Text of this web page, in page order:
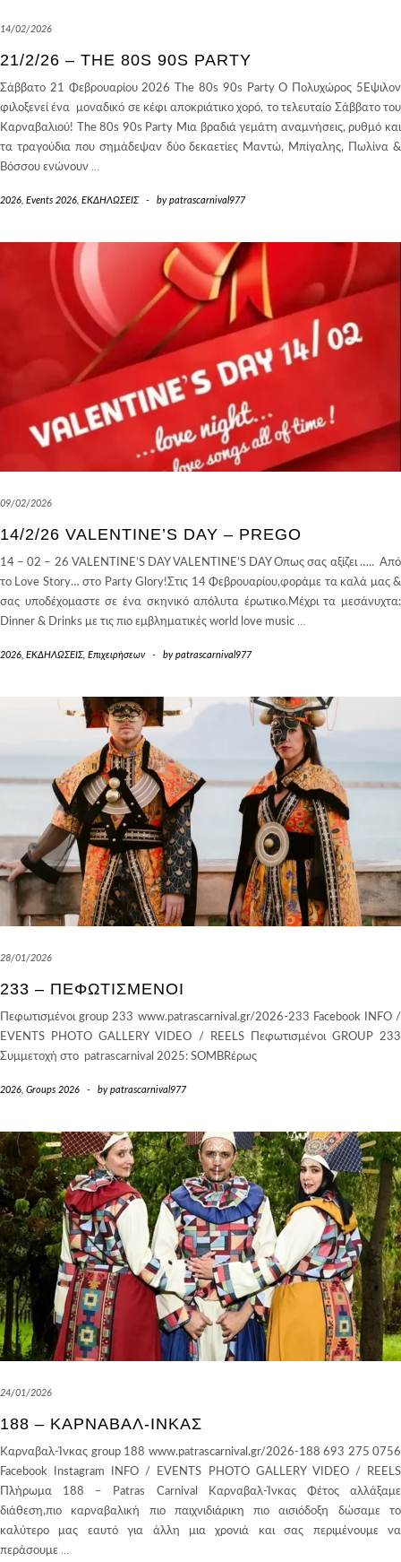
14/02/2026
21/2/26 – THE 80S 90S PARTY
Σάββατο 21 Φεβρουαρίου 2026 The 80s 90s Party O Πολυχώρος 5Εψιλον
φιλοξενεί ένα μοναδικό σε κέφι αποκριάτικο χορό, το τελευταίο Σάββατο του
Καρναβαλιού! The 80s 90s Party Μια βραδιά γεμάτη αναμνήσεις, ρυθμό και
τα τραγούδια που σημάδεψαν δύο δεκαετίες Μαντώ, Μπίγαλης, Πωλίνα &
Βόσσου ενώνουν …
2026 Events 2026 ΕΚΔΗΛΩΣΕΙΣ - bypatrascarnival977
09/02/2026
14/2/26 VALENTINE’S DAY – PREGO
14 – 02 – 26 VALENTINE’S DAY VALENTINE’S DAY Οπως σας αξίζει ….. Από
το Love Story… στο Party Glory!Στις 14 Φεβρουαρίου,φοράμε τα καλά μας &
σας υποδέχομαστε σε ένα σκηνικό απόλυτα έρωτικο.Μέχρι τα μεσάνυχτα:
Dinner & Drinks με τις πιο εμβληματικές world love music …
2026 ΕΚΔΗΛΩΣΕΙΣ, Επιχειρήσεων - bypatrascarnival977
28/01/2026
233 – ΠΕΦΩΤΙΣΜΈΝΟΙ
Πεφωτισμένοι group 233 www.patrascarnival.gr/2026-233 Facebook INFO /
EVENTS PHOTO GALLERY VIDEO / REELS Πεφωτισμένοι GROUP 233
Συμμετοχή στο patrascarnival 2025: SOMBRέρως
2026 Groups 2026 - bypatrascarnival977
24/01/2026
188 – ΚΑΡΝΑΒΑΛ-ΊΝΚΑΣ
Καρναβαλ-Ίνκας group 188 www.patrascarnival.gr/2026-188 693 275 0756
Facebook Instagram INFO / EVENTS PHOTO GALLERY VIDEO / REELS
Πλήρωμα 188 – Patras Carnival Καρναβαλ-Ίνκας Φέτος αλλάξαμε
διάθεση,πιο καρναβαλική πιο παιχνιδιάρικη πιο αισιόδοξη δώσαμε το
καλύτερο μας εαυτό για άλλη μια χρονιά και σας περιμένουμε να
περάσουμε …